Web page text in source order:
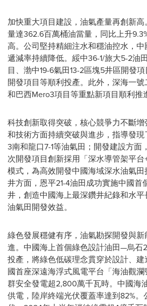
加快重大項目建設，油氣產量再創新
量達362.6百萬桶油當量，同比上升
高。公司堅持精細注水和穩油控水，
遞減率持續降低。綏中36-1/旅大5-2油
目、渤中19-6氣田13-2區塊5井區開發
開發項目等順利投產。此外，深海一
和巴西Mero3項目等重點新項目順利推
科技創新取得突破，核心競爭力不斷
和技術方面持續突破與進步，指導發現
3南和龍口7-1等油氣田；開發建設方面
次開發項目創新採用「深水導管架平台
模式，為高效開發中國海域深水油氣
井方面，恩平21-4油田成功實施中國首
井，創造中國海上最深鑽井紀錄和水
油氣田開發效益。
綠色發展穩健有序，油氣勘探開發與
進。中國海上首個綠色設計油田—烏石
投產，將綠色低碳理念貫穿於設計、
國首座深遠海浮式風電平台「海油觀
群安全發電超2,800萬千瓦時。中國海
供電，陸岸終端光伏覆蓋率達到82%